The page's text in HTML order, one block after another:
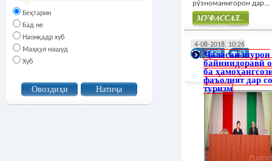
Беҳтарин
Бад не
Наонқадр хуб
Маҳқул нашуд
Хуб
рӯзноманигорон дар...
4-08-2018, 10:26
2428
43
Ҷаласаи шурои
байниидоравӣ
ба
фаъолият дар
туризм